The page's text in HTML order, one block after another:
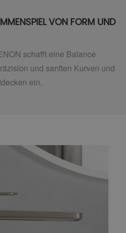
VON FORM UND
schafft eine Balance
und sanften Kurven und
ein.